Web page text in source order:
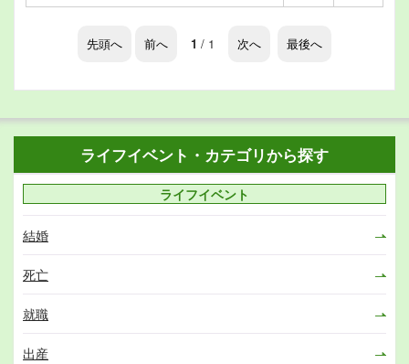
先頭へ 前へ 1 / 1 次へ 最後へ
ライフイベント・カテゴリから探す
ライフイベント
結婚
死亡
就職
出産